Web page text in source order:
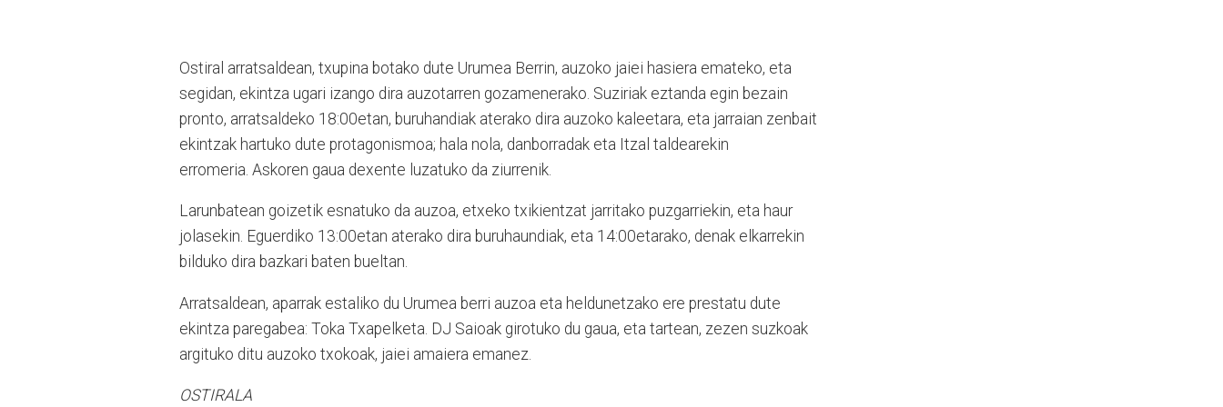
Ostiral arratsaldean, txupina botako dute Urumea Berrin, auzoko jaiei hasiera emateko, eta
segidan, ekintza ugari izango dira auzotarren gozamenerako. Suziriak eztanda egin bezain
pronto, arratsaldeko 18:00etan, buruhandiak aterako dira auzoko kaleetara, eta jarraian zenbait
ekintzak hartuko dute protagonismoa; hala nola, danborradak eta Itzal taldearekin
erromeria. Askoren gaua dexente luzatuko da ziurrenik.
Larunbatean goizetik esnatuko da auzoa, etxeko txikientzat jarritako puzgarriekin, eta haur
jolasekin. Eguerdiko 13:00etan aterako dira buruhaundiak, eta 14:00etarako, denak elkarrekin
bilduko dira bazkari baten bueltan.
Arratsaldean, aparrak estaliko du Urumea berri auzoa eta heldunetzako ere prestatu dute
ekintza paregabea: Toka Txapelketa. DJ Saioak girotuko du gaua, eta tartean, zezen suzkoak
argituko ditu auzoko txokoak, jaiei amaiera emanez.
OSTIRALA